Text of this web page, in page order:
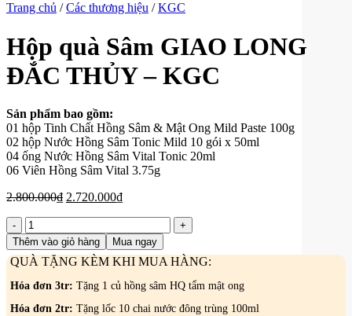
Trang chủ / Các thương hiệu / KGC
Hộp quà Sâm GIAO LONG
ĐẮC THỦY – KGC
Sản phẩm bao gồm:
01 hộp Tinh Chất Hồng Sâm & Mật Ong Mild Paste 100g
02 hộp Nước Hồng Sâm Tonic Mild 10 gói x 50ml
04 ống Nước Hồng Sâm Vital Tonic 20ml
06 Viên Hồng Sâm Vital 3.75g
2.800.000₫ Giá
2.800.000₫.
2.720.000₫Giá
là:
2.720.000₫.
Hộp
quà
Sâm
GIAO
LONG
ĐẮC
THỦY
Thêm vào giỏ hàng Mua ngay
QUÀ TẶNG KÈM KHI MUA HÀNG:
Hóa đơn 3tr: Tặng 1 củ hồng sâm HQ tẩm mật ong
Hóa đơn 2tr: Tặng lốc 10 chai nước đông trùng 100ml